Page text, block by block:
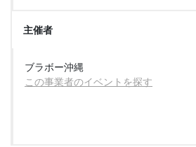
主催者
ブラボー沖縄
この事業者のイベントを探す